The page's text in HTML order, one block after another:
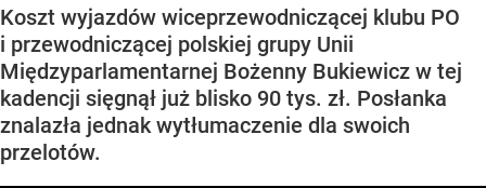
Koszt wyjazdów wiceprzewodniczącej klubu PO
i przewodniczącej polskiej grupy Unii
Międzyparlamentarnej Bożenny Bukiewicz w tej
kadencji sięgnął już blisko 90 tys. zł. Posłanka
znalazła jednak wytłumaczenie dla swoich
przelotów.